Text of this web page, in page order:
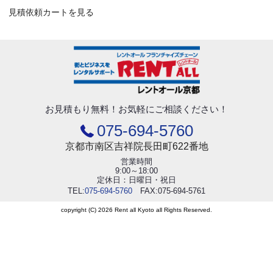
見積依頼カートを見る
お見積もり無料！ お気軽にご相談ください！
075-694-5760
京都市南区吉祥院長田町622番地
営業時間
9:00～18:00
定休日：日曜日・祝日
TEL:075-694-5760 FAX:075-694-5761
copyright (C) 2026 Rent all Kyoto all Rights Reserved.